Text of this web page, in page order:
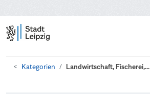
Kategorien Landwirtschaft, Fischerei,...